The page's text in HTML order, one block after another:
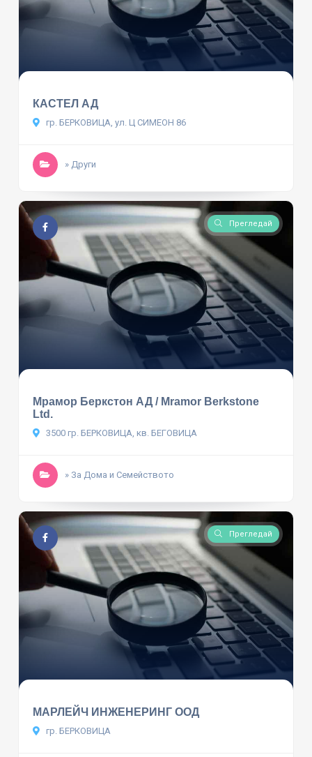
КАСТЕЛ АД
гр. БЕРКОВИЦА, ул. Ц СИМЕОН 86
» Други
Прегледай
Мрамор Беркстон АД / Mramor Berkstone
Ltd.
3500 гр. БЕРКОВИЦА, кв. БЕГОВИЦА
» За Дома и Семейството
Прегледай
МАРЛЕЙЧ ИНЖЕНЕРИНГ ООД
гр. БЕРКОВИЦА